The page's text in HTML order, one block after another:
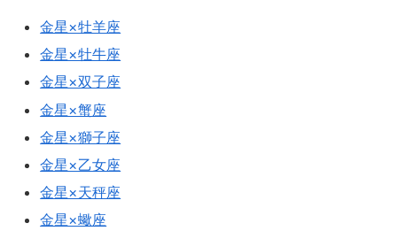
金星×牡羊座
金星×牡牛座
金星×双子座
金星×蟹座
金星×獅子座
金星×乙女座
金星×天秤座
金星×蠍座